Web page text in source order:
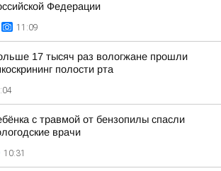
Федерации
11:09
17 тысяч раз вологжане прошли
полости рта
с травмой от бензопилы спасли
врачи
10:31